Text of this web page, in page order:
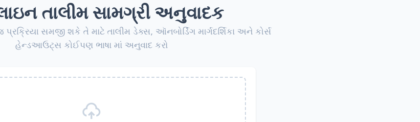
તાલીમ સામગ્રી અનુવાદક
પ્રક્રિયા સમજી શકે તે માટે તાલીમ ડેક્સ, ઑનબોર્ડિંગ માર્ગદર્શિકા અને કોર્સ
હેન્ડઆઉટ્સ કોઈપણ ભાષા માં અનુવાદ કરો